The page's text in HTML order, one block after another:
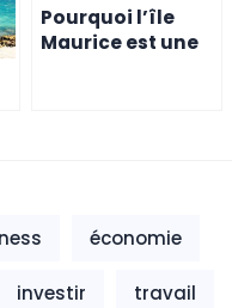
Pourquoi l’île
Maurice est une
économie
investir travail